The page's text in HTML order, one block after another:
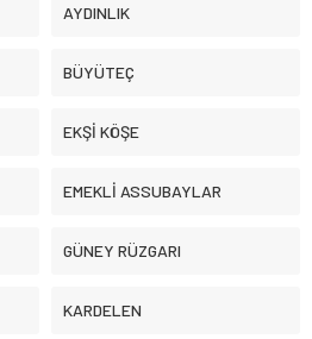
AYDINLIK
BÜYÜTEÇ
EKŞİ KÖŞE
EMEKLİ ASSUBAYLAR
GÜNEY RÜZGARI
KARDELEN